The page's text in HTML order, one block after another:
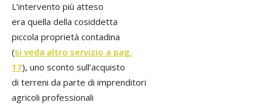
L’intervento più atteso
era quella della cosiddetta
piccola proprietà contadina
(si veda altro servizio a pag.
17), uno sconto sull’acquisto
di terreni da parte di imprenditori
agricoli professionali